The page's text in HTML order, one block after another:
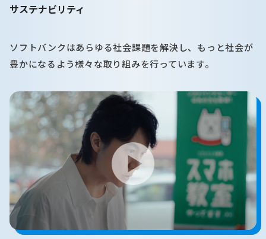
サステナビリティ
ソフトバンクはあらゆる社会課題を解決し、もっと社会が
豊かになるよう様々な取り組みを行っています。